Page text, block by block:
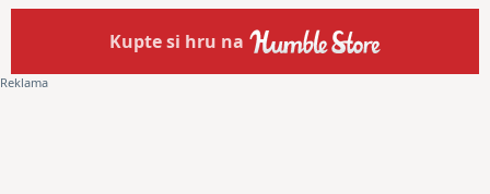
Kuptesi hru na